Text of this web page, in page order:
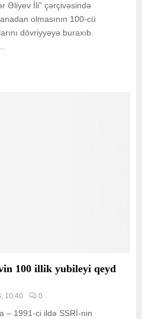
Əliyev İli” çərçivəsində
olmasının 100-cü
dövriyyəyə buraxıb.
100 illik yubileyi qeyd
10:40 0
– 1991-ci ildə SSRİ-nin